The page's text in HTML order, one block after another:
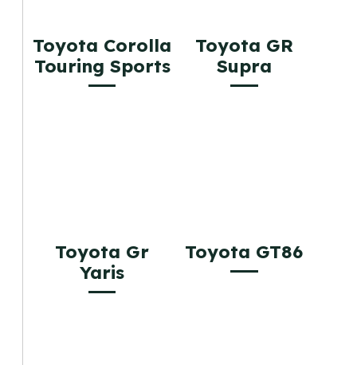
Toyota Corolla
Touring Sports
Toyota GR
Supra
Toyota Gr
Yaris
Toyota GT86